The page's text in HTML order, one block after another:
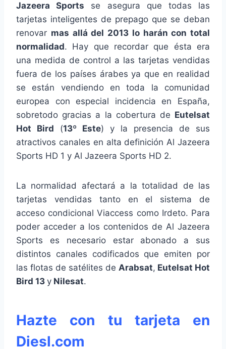
Jazeera Sports se asegura que todas las
tarjetas inteligentes de prepago que se deban
renovar mas allá del 2013 lo harán con total
normalidad. Hay que recordar que ésta era
una medida de control a las tarjetas vendidas
fuera de los países árabes ya que en realidad
se están vendiendo en toda la comunidad
europea con especial incidencia en España,
sobretodo gracias a la cobertura de Eutelsat
Hot Bird (13º Este) y la presencia de sus
atractivos canales en alta definición Al Jazeera
Sports HD 1 y Al Jazeera Sports HD 2.
La normalidad afectará a la totalidad de las
tarjetas vendidas tanto en el sistema de
acceso condicional Viaccess como Irdeto. Para
poder acceder a los contenidos de Al Jazeera
Sports es necesario estar abonado a sus
distintos canales codificados que emiten por
las flotas de satélites de Arabsat, Eutelsat Hot
Bird 13 y Nilesat.
Hazte con tu tarjeta en
Diesl.com